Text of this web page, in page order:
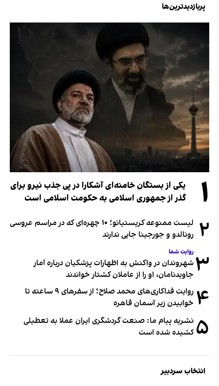
پربازدیدترین‌ها
۱
یکی از بستگان خامنه‌ای آشکارا در پی جذب نیرو برای
گذر از جمهوری اسلامی به حکومت اسلامی است
۲
لیست ممنوعه کریستیانو؛ ۱۰ چهره‌ای که در مراسم عروسی
رونالدو و جورجینا جایی ندارند
۳ روایت شما
شهروندان در واکنش به اظهارات پزشکیان درباره آمار
جاویدنامان، او را از عاملان کشتار خواندند
۴
روایت فداکاری‌های محمد صلاح؛ از سفرهای ۹ ساعته تا
خوابیدن زیر آسمان قاهره
۵ نشریه پیام ما: صنعت گردشگری ایران عملا به تعطیلی
کشیده شده است
انتخاب سردبیر